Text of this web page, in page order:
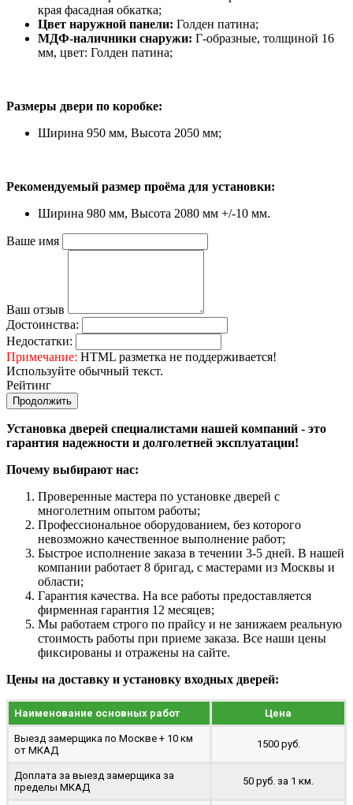
края фасадная обкатка;
Цвет наружной панели: Голден патина;
МДФ-наличники снаружи: Г-образные, толщиной 16
мм, цвет: Голден патина;
Размеры двери по коробке:
Ширина 950 мм, Высота 2050 мм;
Рекомендуемый размер проёма для установки:
Ширина 980 мм, Высота 2080 мм +/-10 мм.
Ваше имя
Ваш отзыв
Достоинства:
Недостатки:
Примечание: HTML разметка не поддерживается!
Используйте обычный текст.
Рейтинг
Продолжить
Установка дверей специалистами нашей компаний - это
гарантия надежности и долголетней эксплуатации!
Почему выбирают нас:
Проверенные мастера по установке дверей с
многолетним опытом работы;
Профессиональное оборудованием, без которого
невозможно качественное выполнение работ;
Быстрое исполнение заказа в течении 3-5 дней. В нашей
компании работает 8 бригад, с мастерами из Москвы и
области;
Гарантия качества. На все работы предоставляется
фирменная гарантия 12 месяцев;
Мы работаем строго по прайсу и не занижаем реальную
стоимость работы при приеме заказа. Все наши цены
фиксированы и отражены на сайте.
Цены на доставку и установку входных дверей:
Наименование основных работ Цена
Выезд замерщика по Москве + 10 км
от МКАД
1500 руб.
Доплата за выезд замерщика за
пределы МКАД
50 руб. за 1 км.